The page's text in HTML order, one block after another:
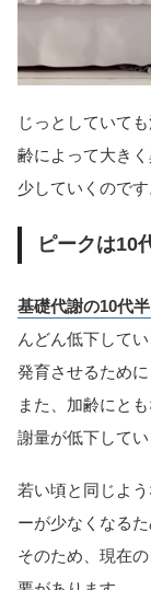
じっとしていて
齢によって大き
少していくのです
ピークは10
基礎代謝の10代
んどん低下して
発育させるため
また、加齢にと
謝量が低下してい
若い頃と同じよ
ーが少なくなる
そのため、現在